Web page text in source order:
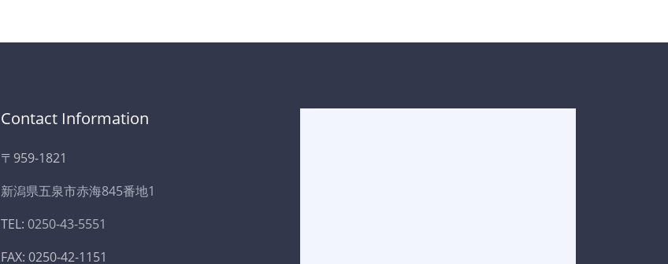
Contact Information
〒959-1821
新潟県五泉市赤海845番地1
TEL: 0250-43-5551
FAX: 0250-42-1151